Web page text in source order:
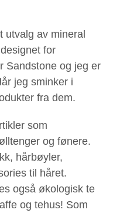
utvalg av mineral
for
Sandstone og jeg er
jeg sminker i
fra dem.
som
og fønere.
hårbøyler,
til håret.
også økologisk te
og tehus! Som